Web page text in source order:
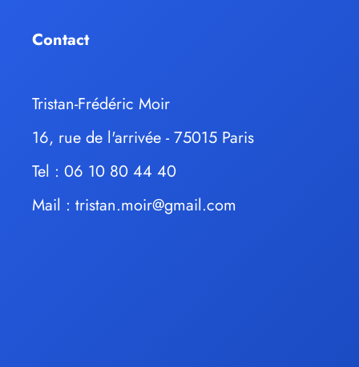
Contact
Tristan-Frédéric Moir
16, rue de l'arrivée - 75015 Paris
Tel : 06 10 80 44 40
Mail : tristan.moir@gmail.com